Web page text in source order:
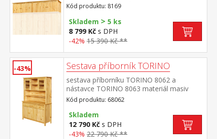
Kód produktu: 8169
Skladem > 5 ks
8 799 Kč s DPH
-42% 15 390 Kč **
-43% Sestava příborník TORINO
sestava příborníku TORINO 8062 a
nástavce TORINO 8063 materiál masiv
borovice, lakované provedení příborník: 3
dveře, 3 zásuvky s kovovými
pojezdy nástavec: dvoje prosklená
dvířka rozměr příborníku (š/h/v) 129 × 40 ×
80 cm rozměr nástavce (š/h/v) 129 × 33 ×
Kód produktu: 68062
Skladem
12 790 Kč s DPH
-43% 22 790 Kč **